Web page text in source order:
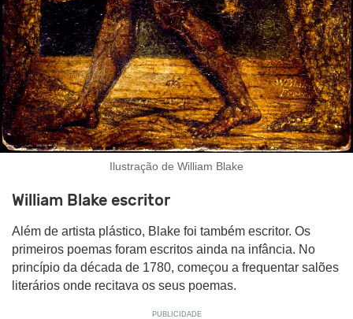
Ilustração de William Blake
William Blake escritor
Além de artista plástico, Blake foi também escritor. Os
primeiros poemas foram escritos ainda na infância. No
princípio da década de 1780, começou a frequentar salões
literários onde recitava os seus poemas.